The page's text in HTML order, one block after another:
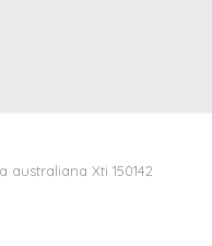
australiana Xti 150142